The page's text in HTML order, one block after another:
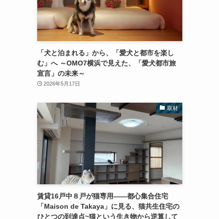
「犬と泊まれる」から、「愛犬と都市を楽し
む」へ ～OMO7横浜で見えた、「愛犬都市旅
宣言」の未来～
2026年5月17日
取材
賃貸16戸中８戸が猫専用――都心集合住宅
「Maison de Takaya」に見る、猫共生住宅の
ひとつの到達点~猫という生き物から逆算して